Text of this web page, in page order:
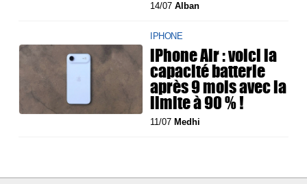
14/07Alban
IPHONE
iPhone Air : voici la
capacité batterie
après 9 mois avec la
limite à 90 % !
11/07 Medhi